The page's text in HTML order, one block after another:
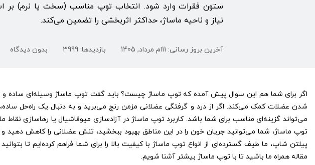
ستون فقرات وارد شود. انتخاب توپ مناسب (سخت یا نرم) بر
نیاز و ناحیه ماساژ، حداکثر اثربخشی را تضمین می‌کند.
آخرین بروز رسانی: 11ام مرداد, 1405 بازدیدها: 3999 بدون دیدگاهon
اگر برای شما هم این سوال پیش آمده که توپ ماساژ چیست؟ باید گفت توپ ماساژ وسیله‌ای ساده
شدن عضلات کمک می‌کند. اگر از درد و گرفتگی عضلانی مزمن رنج می‌برید و به دنبال یک راه‌حل
می‌تواند گزینه‌ای مناسب برای شما باشد. کاربرد توپ ماساژ در آزادسازی میوفاشیال یا رهاسازی
توپ ماساژ، شما می‌توانید جریان خون را در این مناطق بهبود ببخشید، تنش عضلانی را کاهش دهید
پیلتن شاپ، ما طیف گسترده‌ای از انواع توپ ماساژ با کیفیت بالا را برای شما فراهم کرده‌ایم تا
مقاله همراه ما باشید تا با توپ ماساژ بیشتر آشنا شویم.